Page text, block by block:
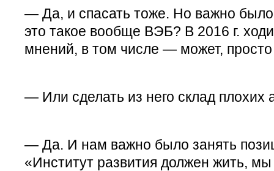
— Да, и спасать тоже. Но важно было
это такое вообще ВЭБ? В 2016 г.
мнений, в том числе — может,
— Или сделать из него склад плохих
— Да. И нам важно было занять
«Институт развития должен жить,